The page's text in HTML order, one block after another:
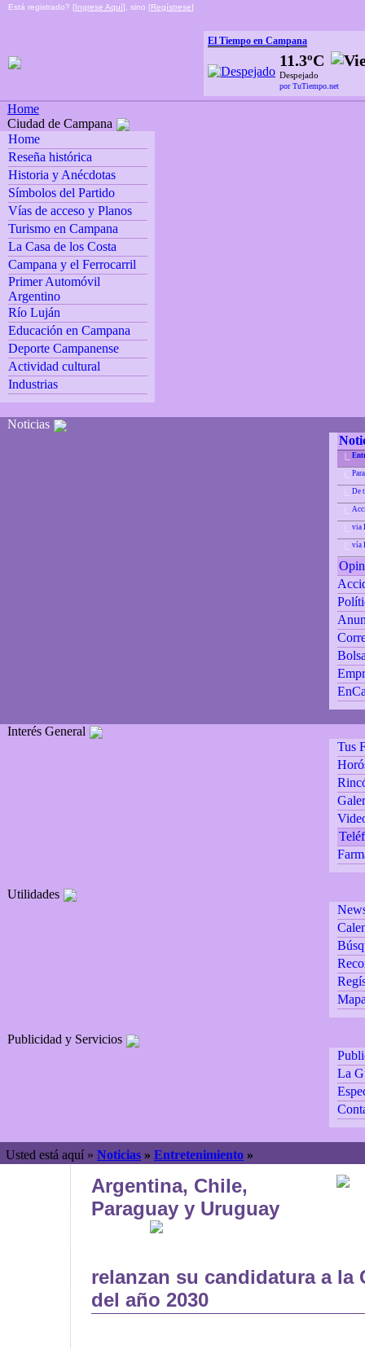
Está registrado? [Ingrese Aquí], sino [Regístrese]
El Tiempo en Campana
11.3ºC
Despejado
por TuTiempo.net
Home
Ciudad de Campana
Home
Reseña histórica
Historia y Anécdotas
Símbolos del Partido
Vías de acceso y Planos
Turismo en Campana
La Casa de los Costa
Campana y el Ferrocarril
Primer Automóvil
Argentino
Río Luján
Educación en Campana
Deporte Campanense
Actividad cultural
Industrias
Noticias
De
via
vía
Interés General
Tus
Utilidades
Publicidad y Servicios
La
Usted está aquí » Noticias » Entretenimiento »
Argentina, Chile,
Paraguay y Uruguay
relanzan su candidatura a la
del año 2030